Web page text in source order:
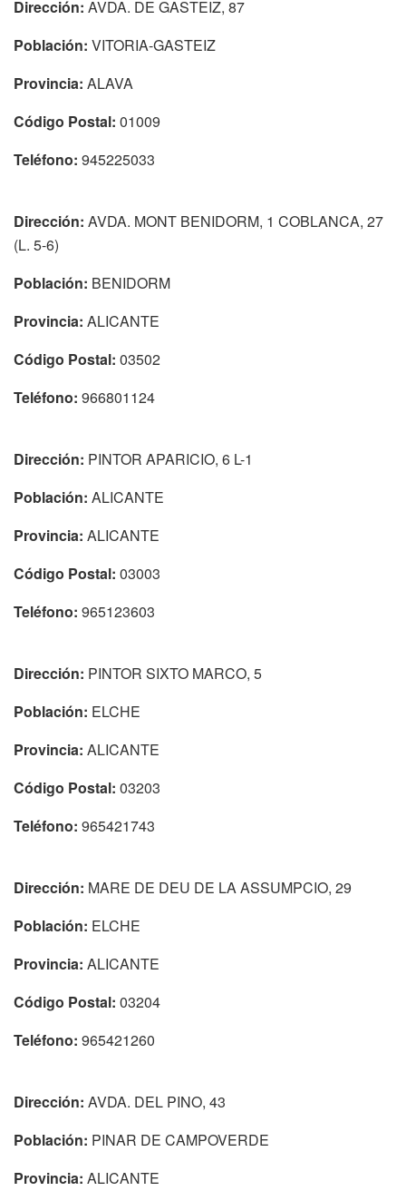
Dirección: AVDA. DE GASTEIZ, 87
Población: VITORIA-GASTEIZ
Provincia: ALAVA
Código Postal: 01009
Teléfono: 945225033
Dirección: AVDA. MONT BENIDORM, 1 COBLANCA, 27
(L. 5-6)
Población: BENIDORM
Provincia: ALICANTE
Código Postal: 03502
Teléfono: 966801124
Dirección: PINTOR APARICIO, 6 L-1
Población: ALICANTE
Provincia: ALICANTE
Código Postal: 03003
Teléfono: 965123603
Dirección: PINTOR SIXTO MARCO, 5
Población: ELCHE
Provincia: ALICANTE
Código Postal: 03203
Teléfono: 965421743
Dirección: MARE DE DEU DE LA ASSUMPCIO, 29
Población: ELCHE
Provincia: ALICANTE
Código Postal: 03204
Teléfono: 965421260
Dirección: AVDA. DEL PINO, 43
Población: PINAR DE CAMPOVERDE
Provincia: ALICANTE